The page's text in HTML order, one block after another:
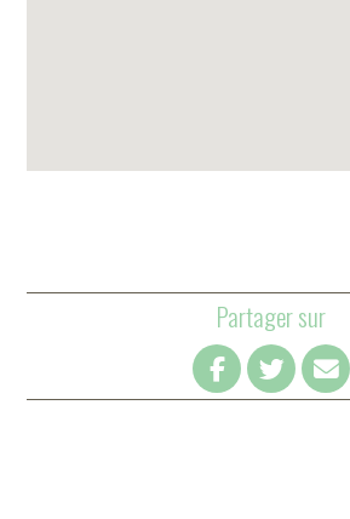
Partager sur